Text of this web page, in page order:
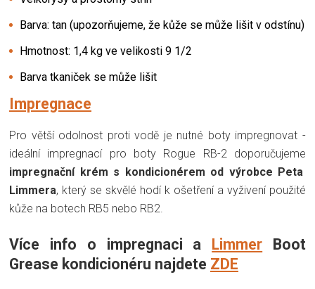
Barva: tan (upozorňujeme, že kůže se může lišit v odstínu)
Hmotnost: 1,4 kg ve velikosti 9 1/2
Barva tkaniček se může lišit
Impregnace
Pro větší odolnost proti vodě je nutné boty impregnovat -
ideální impregnací pro boty Rogue RB-2 doporučujeme
impregnační krém s kondicionérem od výrobce Peta
Limmera, který se skvělé hodí k ošetření a vyživení použité
kůže na botech RB5 nebo RB2.
Více info o impregnaci a Limmer Boot
Grease kondicionéru najdete ZDE